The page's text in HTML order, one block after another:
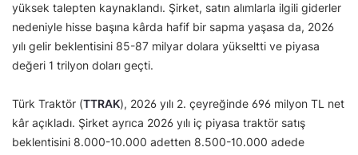
yüksek talepten kaynaklandı. Şirket, satın alımlarla ilgili giderler
nedeniyle hisse başına kârda hafif bir sapma yaşasa da, 2026
yılı gelir beklentisini 85-87 milyar dolara yükseltti ve piyasa
değeri 1 trilyon doları geçti.
Türk Traktör (TTRAK), 2026 yılı 2. çeyreğinde 696 milyon TL net
kâr açıkladı. Şirket ayrıca 2026 yılı iç piyasa traktör satış
beklentisini 8.000-10.000 adetten 8.500-10.000 adede